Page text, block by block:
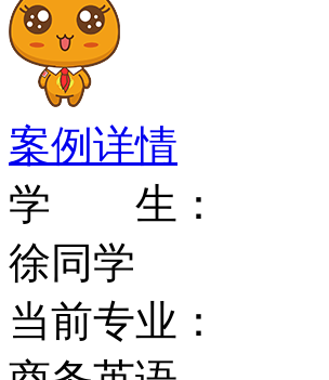
音学、阿拉伯
（非洲/亚洲）
文化、伊斯兰
本文学、日本
与描述、南亚
学、近东与中
案例详情
学 生：
徐同学
当前专业：